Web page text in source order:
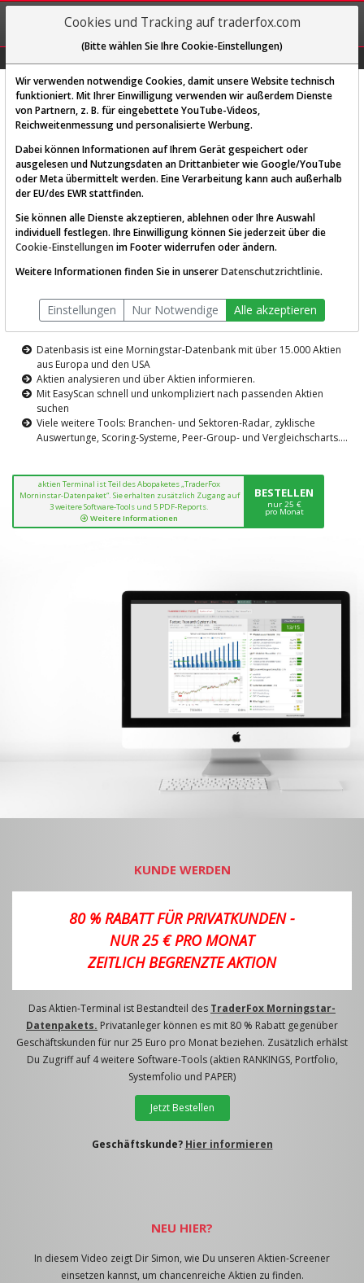
REGIS-
TRIEREN
Diese Funktion ist nur für
AKTIEN-TERMINAL
Die Aktienanalyse-Plattform von
TraderFox
Datenbasis ist eine Morningstar-Datenbank mit über 15.000 Aktien
aus Europa und den USA
Aktien analysieren und über Aktien informieren.
Mit EasyScan schnell und unkompliziert nach passenden Aktien
suchen
Viele weitere Tools: Branchen- und Sektoren-Radar, zyklische
Auswertunge, Scoring-Systeme, Peer-Group- und Vergleichscharts....
aktien Terminal ist Teil des Abopaketes „TraderFox
Morninstar-Datenpaket“. Sie erhalten zusätzlich Zugang auf
3 weitere Software-Tools und 5 PDF-Reports.
Weitere Informationen
BESTELLEN
nur 25 €
pro Monat
KUNDE WERDEN
80 % RABATT FÜR PRIVATKUNDEN -
NUR 25 € PRO MONAT
ZEITLICH BEGRENZTE AKTION
Das Aktien-Terminal ist Bestandteil des TraderFox Morningstar-
Datenpakets. Privatanleger können es mit 80 % Rabatt gegenüber
Geschäftskunden für nur 25 Euro pro Monat beziehen. Zusätzlich erhälst
Du Zugriff auf 4 weitere Software-Tools (aktien RANKINGS, Portfolio,
Systemfolio und PAPER)
Jetzt Bestellen
Geschäftskunde? Hier informieren
NEU HIER?
In diesem Video zeigt Dir Simon, wie Du unseren Aktien-Screener
einsetzen kannst, um chancenreiche Aktien zu finden.
Cookies und Tracking auf traderfox.com
(Bitte wählen Sie Ihre Cookie-Einstellungen)
Wir verwenden notwendige Cookies, damit unsere Website technisch
funktioniert. Mit Ihrer Einwilligung verwenden wir außerdem Dienste
von Partnern, z. B. für eingebettete YouTube-Videos,
Reichweitenmessung und personalisierte Werbung.
Dabei können Informationen auf Ihrem Gerät gespeichert oder
ausgelesen und Nutzungsdaten an Drittanbieter wie Google/YouTube
oder Meta übermittelt werden. Eine Verarbeitung kann auch außerhalb
der EU/des EWR stattfinden.
Sie können alle Dienste akzeptieren, ablehnen oder Ihre Auswahl
individuell festlegen. Ihre Einwilligung können Sie jederzeit über die
Cookie-Einstellungen im Footer widerrufen oder ändern.
Weitere Informationen finden Sie in unsererDatenschutzrichtlinie.
Einstellungen Nur Notwendige Alle akzeptieren